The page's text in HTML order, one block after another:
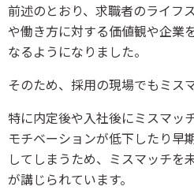
前述のとおり、求職者のライフ
や働き方に対する価値観や企業
なるようになりました。
そのため、採用の現場でもミス
特に内定後や入社後にミスマッ
モチベーションが低下したり早
してしまうため、ミスマッチを
が講じられています。